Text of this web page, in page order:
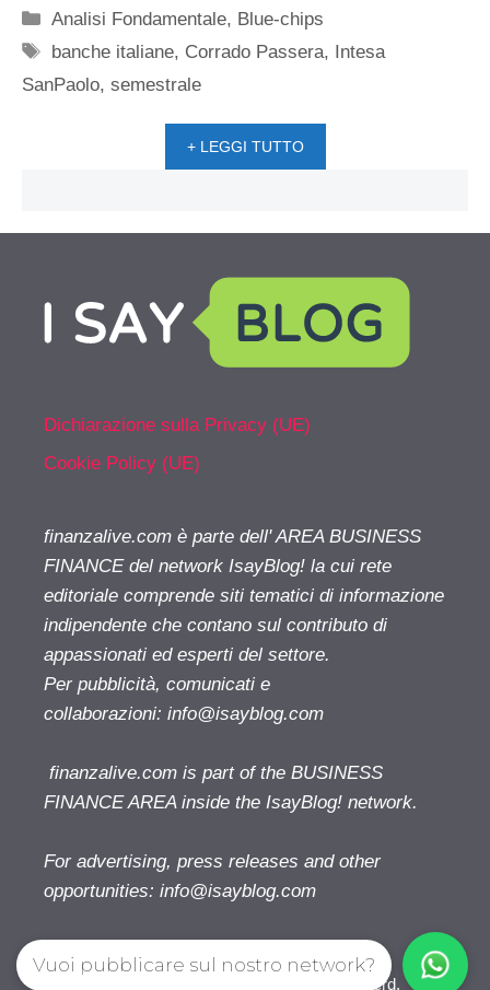
Categorie
Analisi Fondamentale, Blue-chips
Tag
banche italiane, Corrado Passera, Intesa
SanPaolo, semestrale
+ LEGGI TUTTO
Dichiarazione sulla Privacy (UE)
Cookie Policy (UE)
finanzalive.com è parte dell' AREA BUSINESS
FINANCE del network IsayBlog! la cui rete
editoriale comprende siti tematici di informazione
indipendente che contano sul contributo di
appassionati ed esperti del settore.
Per pubblicità, comunicati e
collaborazioni: info@isayblog.com
finanzalive.com is part of the BUSINESS
FINANCE AREA inside the IsayBlog! network.
For advertising, press releases and other
opportunities: info@isayblog.com
Finanzalive.com © 2026. All right reserverd.
Vuoi pubblicare sul nostro network?